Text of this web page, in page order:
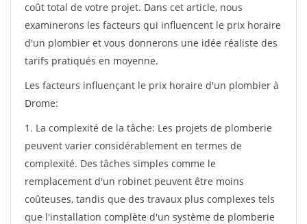
coût total de votre projet. Dans cet article, nous
examinerons les facteurs qui influencent le prix horaire
d'un plombier et vous donnerons une idée réaliste des
tarifs pratiqués en moyenne.
Les facteurs influençant le prix horaire d'un plombier à
Drome:
1. La complexité de la tâche: Les projets de plomberie
peuvent varier considérablement en termes de
complexité. Des tâches simples comme le
remplacement d'un robinet peuvent être moins
coûteuses, tandis que des travaux plus complexes tels
que l'installation complète d'un système de plomberie